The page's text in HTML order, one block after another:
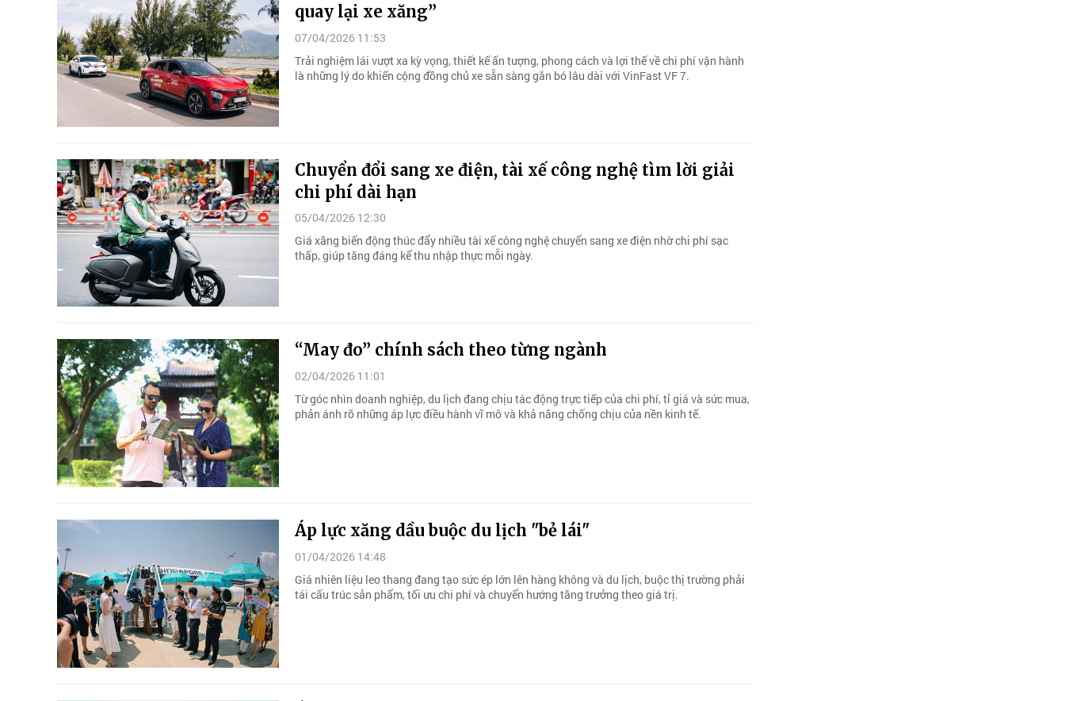
quay lại xe xăng”
07/04/2026 11:53
Trải nghiệm lái vượt xa kỳ vọng, thiết kế ấn tượng, phong cách và lợi thế về chi phí vận hành
là những lý do khiến cộng đồng chủ xe sẵn sàng gắn bó lâu dài với VinFast VF 7.
Chuyển đổi sang xe điện, tài xế công nghệ tìm lời giải
chi phí dài hạn
05/04/2026 12:30
Giá xăng biến động thúc đẩy nhiều tài xế công nghệ chuyển sang xe điện nhờ chi phí sạc
thấp, giúp tăng đáng kể thu nhập thực mỗi ngày.
“May đo” chính sách theo từng ngành
02/04/2026 11:01
Từ góc nhìn doanh nghiệp, du lịch đang chịu tác động trực tiếp của chi phí, tỉ giá và sức mua,
phản ánh rõ những áp lực điều hành vĩ mô và khả năng chống chịu của nền kinh tế.
Áp lực xăng dầu buộc du lịch "bẻ lái"
01/04/2026 14:48
Giá nhiên liệu leo thang đang tạo sức ép lớn lên hàng không và du lịch, buộc thị trường phải
tái cấu trúc sản phẩm, tối ưu chi phí và chuyển hướng tăng trưởng theo giá trị.